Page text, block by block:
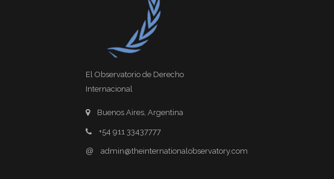
El Observatorio de Derecho
Internacional
Buenos Aires, Argentina
+54 911 33437777
@ admin@theinternationalobservatory.com